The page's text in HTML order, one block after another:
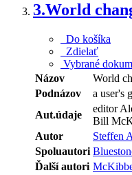
3.World
Do košíka
Zdielať
Vybrané
Názov
World
Podnázov
a user's
Aut.údaje
editor
Bill
Autor
Steffen
Spoluautori
Ďalší autori